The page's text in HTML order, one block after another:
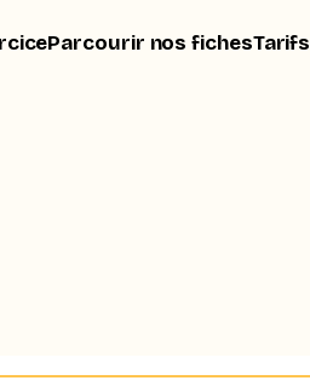
Parcourir nos fichesTarifs